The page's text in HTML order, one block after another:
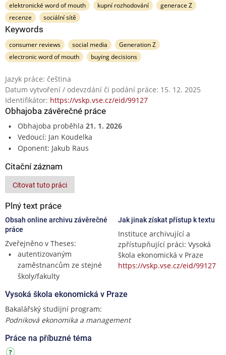
elektronické word of mouth kupní rozhodování
generace Z
recenze
sociální sítě
Keywords
consumer reviews social media
Generation Z
electronic word of mouth
buying decisions
Jazyk práce: čeština
Datum vytvoření / odevzdání či podání práce: 15. 12. 2025
Identifikátor: https://vskp.vse.cz/eid/99127
Obhajoba závěrečné práce
Obhajoba proběhla 21. 1. 2026
Vedoucí: Jan Koudelka
Oponent: Jakub Raus
Citační záznam
Citovat tuto práci
Plný text práce
Obsah online archivu závěrečné
práce
Zveřejněno v Theses:
autentizovaným
zaměstnancům ze stejné
školy/fakulty
Jak jinak získat přístup k textu
Instituce archivující a
zpřístupňující práci: Vysoká
škola ekonomická v Praze
https://vskp.vse.cz/eid/99127
Vysoká škola ekonomická v Praze
Bakalářský studijní program:
Podniková ekonomika a management
Práce na příbuzné téma